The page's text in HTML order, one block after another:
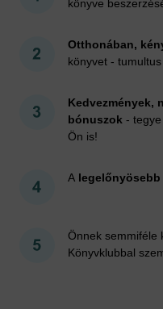
könyve
Otthonában,
könyvet -
Kedvezmények,
bónuszok -
Ön is!
A
Önnek semmiféle
Könyvklubbal